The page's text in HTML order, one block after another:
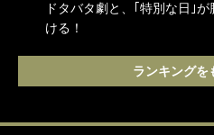
ドタバタ劇と、｢特別な日｣
ける！
ランキングを